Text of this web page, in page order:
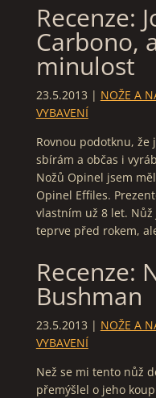
Recenze:
Carbono,
minulost
23.5.2013 | NOŽE A
VYBAVENÍ
Rovnou podotknu, že
sbírám a občas i
Nožů Opinel jsem
Opinel Effiles.
vlastním už 8 let. Nůž
teprve před rokem,
Recenze:
Bushman
23.5.2013 | NOŽE A
VYBAVENÍ
Než se mi tento nůž
přemýšlel o jeho